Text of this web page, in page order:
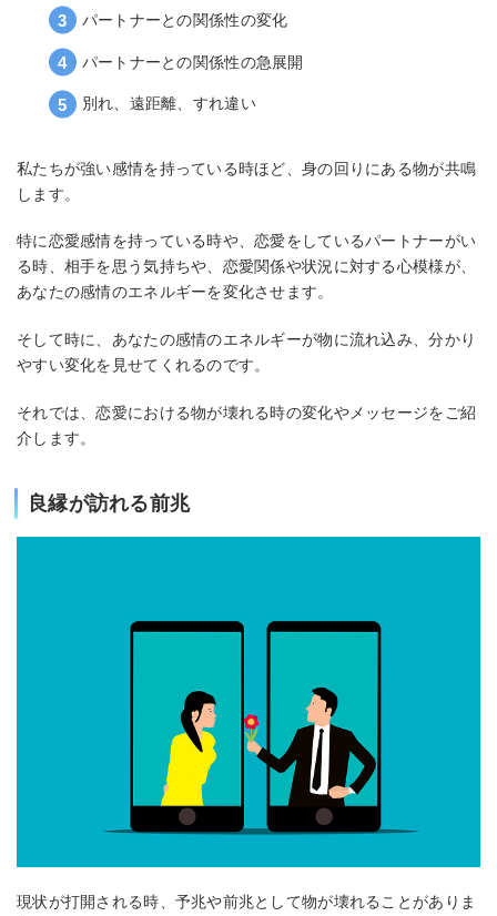
パートナーとの関係性の変化
パートナーとの関係性の急展開
別れ、遠距離、すれ違い
私たちが強い感情を持っている時ほど、身の回りにある物が共鳴
します。
特に恋愛感情を持っている時や、恋愛をしているパートナーがい
る時、相手を思う気持ちや、恋愛関係や状況に対する心模様が、
あなたの感情のエネルギーを変化させます。
そして時に、あなたの感情のエネルギーが物に流れ込み、分かり
やすい変化を見せてくれるのです。
それでは、恋愛における物が壊れる時の変化やメッセージをご紹
介します。
良縁が訪れる前兆
現状が打開される時、予兆や前兆として物が壊れることがありま